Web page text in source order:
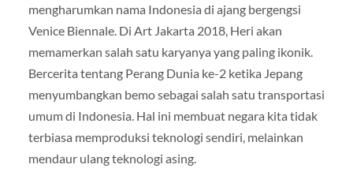
mengharumkan nama Indonesia di ajang bergengsi
Venice Biennale. Di Art Jakarta 2018, Heri akan
memamerkan salah satu karyanya yang paling ikonik.
Bercerita tentang Perang Dunia ke-2 ketika Jepang
menyumbangkan bemo sebagai salah satu transportasi
umum di Indonesia. Hal ini membuat negara kita tidak
terbiasa memproduksi teknologi sendiri, melainkan
mendaur ulang teknologi asing.